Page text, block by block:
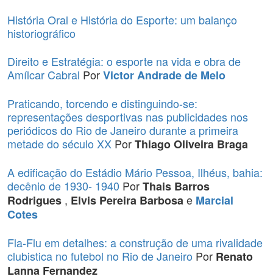
História Oral e História do Esporte: um balanço
historiográfico
Direito e Estratégia: o esporte na vida e obra de
Amílcar Cabral PorVictor Andrade de Melo
Praticando, torcendo e distinguindo-se:
representações desportivas nas publicidades nos
periódicos do Rio de Janeiro durante a primeira
metade do século XX PorThiago Oliveira Braga
A edificação do Estádio Mário Pessoa, Ilhéus, bahia:
decênio de 1930- 1940 PorThais Barros
Rodrigues , Elvis Pereira Barbosae Marcial
Cotes
Fla-Flu em detalhes: a construção de uma rivalidade
clubistica no futebol no Rio de Janeiro Por Renato
Lanna Fernandez